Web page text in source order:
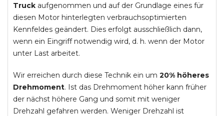
Truck aufgenommen und auf der Grundlage eines für
diesen Motor hinterlegten verbrauchsoptimierten
Kennfeldes geändert. Dies erfolgt ausschließlich dann,
wenn ein Eingriff notwendig wird, d. h. wenn der Motor
unter Last arbeitet.
Wir erreichen durch diese Technik ein um 20% höheres
Drehmoment. Ist das Drehmoment höher kann früher
der nächst höhere Gang und somit mit weniger
Drehzahl gefahren werden. Weniger Drehzahl ist